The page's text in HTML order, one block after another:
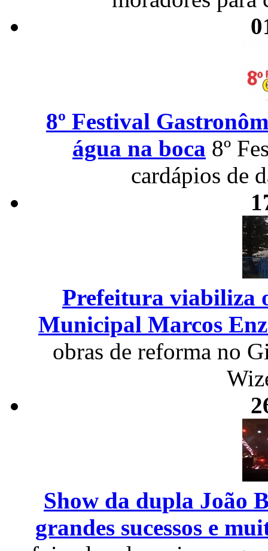
8º Festival
água na boca 8º
cardápios de
Prefeitura viabiliza
Municipal Marcos
obras de reforma no
Show da dupla João
grandes sucessos e